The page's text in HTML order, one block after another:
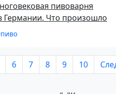
пивоварня
Германии. Что произошло
6 7 8 9 10